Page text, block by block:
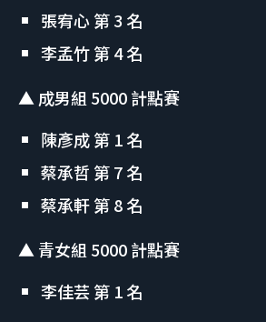
張宥心 第 3 名
李孟竹 第 4 名
▲ 成男組 5000 計點賽
陳彥成 第 1 名
蔡承哲 第 7 名
蔡承軒 第 8 名
▲ 青女組 5000 計點賽
李佳芸 第 1 名